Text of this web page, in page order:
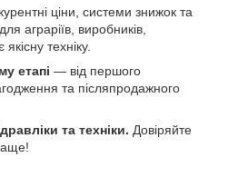
ціни, системи знижок та
аграріїв, виробників,
техніку.
етапі — від першого
та післяпродажного
та техніки. Довіряйте